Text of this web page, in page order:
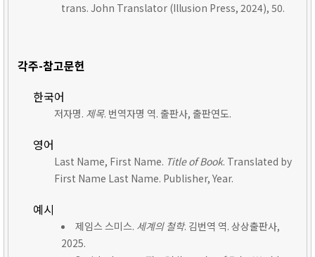
trans. John Translator (Illusion Press, 2024), 50.
각주-참고문헌
한국어
저자명. 제목. 번역자명 역. 출판사, 출판연도.
영어
Last Name, First Name. Title of Book. Translated by
First Name Last Name. Publisher, Year.
예시
제임스 스미스. 세계의 철학. 김번역 역. 상상출판사,
2025.